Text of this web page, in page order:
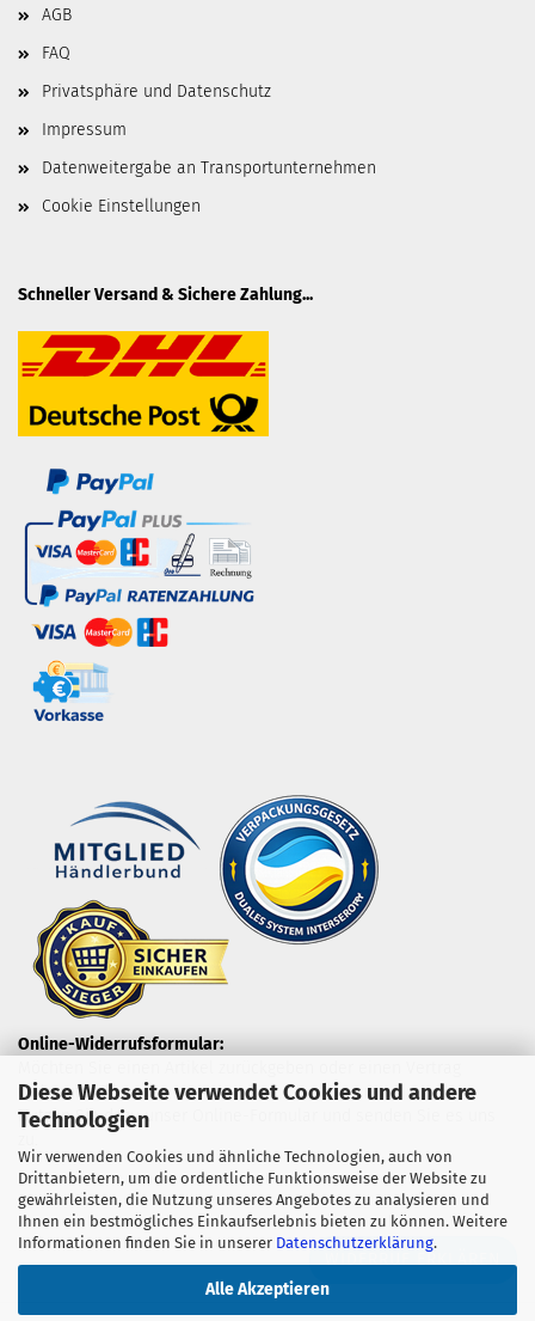
Diese Webseite verwendet Cookies und andere
Technologien
Wir verwenden Cookies und ähnliche Technologien, auch von
Drittanbietern, um die ordentliche Funktionsweise der Website zu
gewährleisten, die Nutzung unseres Angebotes zu analysieren und
Ihnen ein bestmögliches Einkaufserlebnis bieten zu können. Weitere
Informationen finden Sie in unserer Datenschutzerklärung.
Alle Akzeptieren
AGB
FAQ
Privatsphäre und Datenschutz
Impressum
Datenweitergabe an Transportunternehmen
Cookie Einstellungen
Schneller Versand & Sichere Zahlung...
Online-Widerrufsformular:
widerrufen?
Nutzen Sie dazu unser Online-Formular und senden Sie es uns